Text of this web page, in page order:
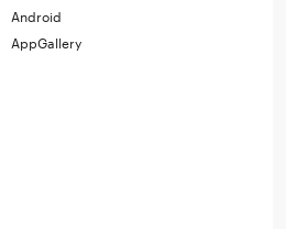
Android
AppGallery